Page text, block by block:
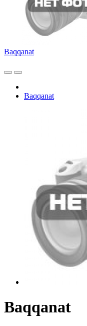
Baqqanat
Baqqanat
Baqqanat